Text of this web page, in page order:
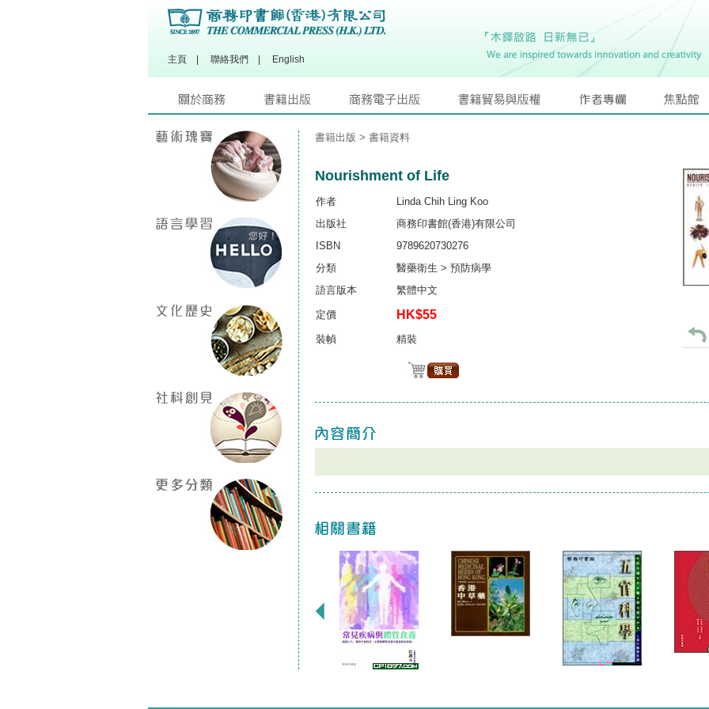
主頁 聯絡我們 English
書籍出版 > 書籍資料
Nourishment of Life
作者
Linda Chih Ling Koo
出版社
商務印書館(香港)有限公司
ISBN
9789620730276
分類
醫藥衛生 > 預防病學
語言版本
繁體中文
定價 HK$55
裝幀 精裝